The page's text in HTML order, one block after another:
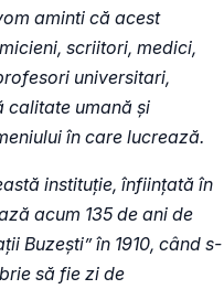
aminti că acest
scriitori, medici,
universitari,
calitate umană și
în care lucrează.
instituție, înființată în
acum 135 de ani de
Buzești” în 1910, când s-
să fie zi de